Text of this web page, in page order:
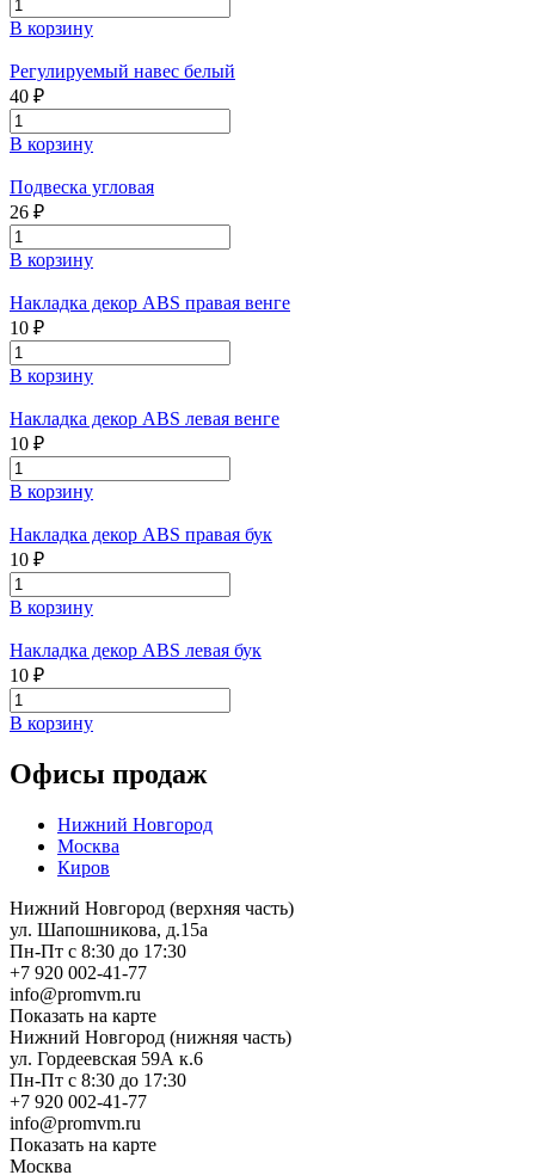
В корзину
Регулируемый навес белый
40 ₽
В корзину
Подвеска угловая
26 ₽
В корзину
Накладка декор ABS правая венге
10 ₽
В корзину
Накладка декор ABS левая венге
10 ₽
В корзину
Накладка декор ABS правая бук
10 ₽
В корзину
Накладка декор ABS левая бук
10 ₽
В корзину
Офисы продаж
Нижний Новгород
Москва
Киров
Нижний Новгород (верхняя часть)
ул. Шапошникова, д.15а
Пн-Пт с 8:30 до 17:30
+7 920 002-41-77
info@promvm.ru
Показать на карте
Нижний Новгород (нижняя часть)
ул. Гордеевская 59А к.6
Пн-Пт с 8:30 до 17:30
+7 920 002-41-77
info@promvm.ru
Показать на карте
Москва